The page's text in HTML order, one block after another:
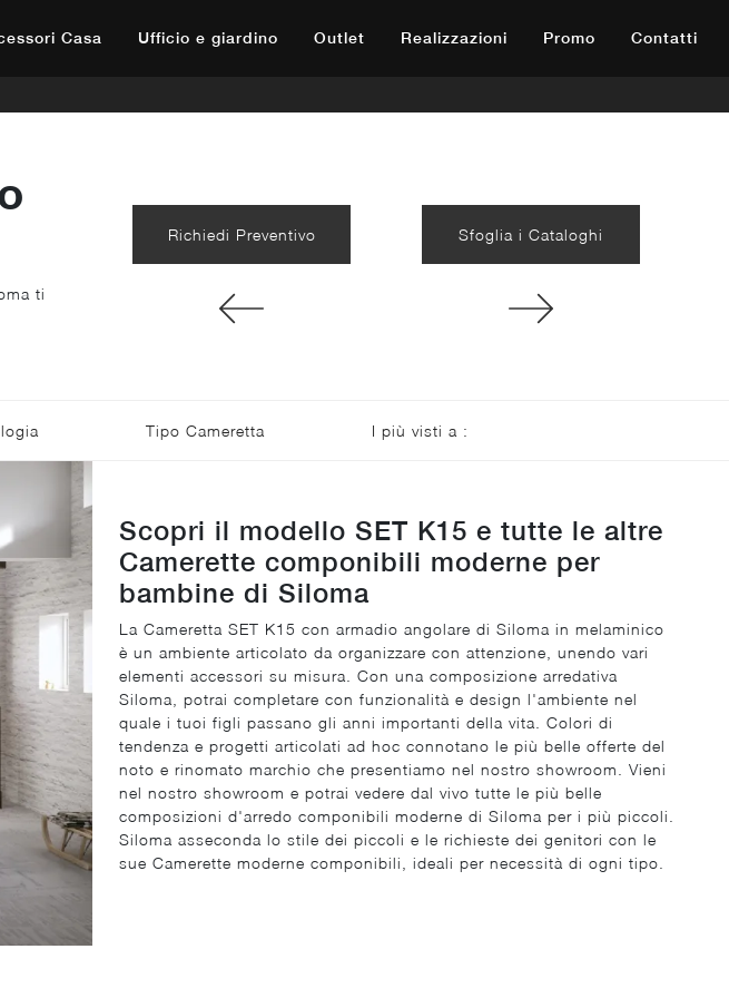
Casa Ufficio e giardino Outlet Realizzazioni Promo Contatti
ti
Richiedi Preventivo Sfoglia i Cataloghi
Tipo Cameretta I più visti a :
Scopri il modello SET K15 e tutte le altre
Camerette componibili moderne per
bambine di Siloma
La Cameretta SET K15 con armadio angolare di Siloma in melaminico
è un ambiente articolato da organizzare con attenzione, unendo vari
elementi accessori su misura. Con una composizione arredativa
Siloma, potrai completare con funzionalità e design l'ambiente nel
quale i tuoi figli passano gli anni importanti della vita. Colori di
tendenza e progetti articolati ad hoc connotano le più belle offerte del
noto e rinomato marchio che presentiamo nel nostro showroom. Vieni
nel nostro showroom e potrai vedere dal vivo tutte le più belle
composizioni d'arredo componibili moderne di Siloma per i più piccoli.
Siloma asseconda lo stile dei piccoli e le richieste dei genitori con le
sue Camerette moderne componibili, ideali per necessità di ogni tipo.